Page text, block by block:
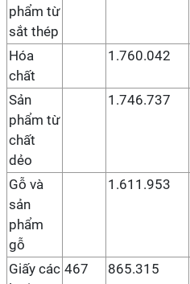
phẩm từ
sắt thép
Hóa
chất
1.760.042
Sản
phẩm từ
chất
dẻo
1.746.737
Gỗ và
sản
phẩm
gỗ
1.611.953
Giấy các 467 865.315